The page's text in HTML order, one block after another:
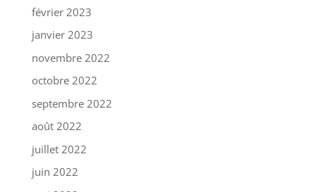
février 2023
janvier 2023
novembre 2022
octobre 2022
septembre 2022
août 2022
juillet 2022
juin 2022